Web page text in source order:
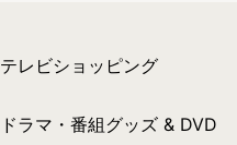
テレビショッピング
ドラマ・番組グッズ & DVD